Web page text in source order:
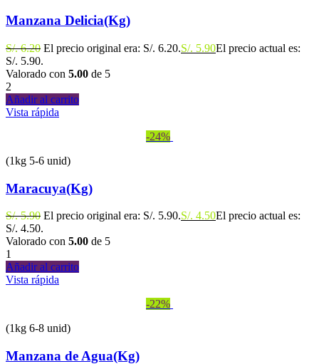
Manzana Delicia(Kg)
S/.6.20 El precio original era: S/. 6.20.S/. 5.90El precio actual es:
S/. 5.90.
Valorado con 5.00 de 5
2
Añadir al carrito
Vista rápida
-24%
(1kg 5-6 unid)
Maracuya(Kg)
S/.5.90 El precio original era: S/. 5.90.S/. 4.50El precio actual es:
S/. 4.50.
Valorado con 5.00 de 5
1
Añadir al carrito
Vista rápida
-22%
(1kg 6-8 unid)
Manzana de Agua(Kg)